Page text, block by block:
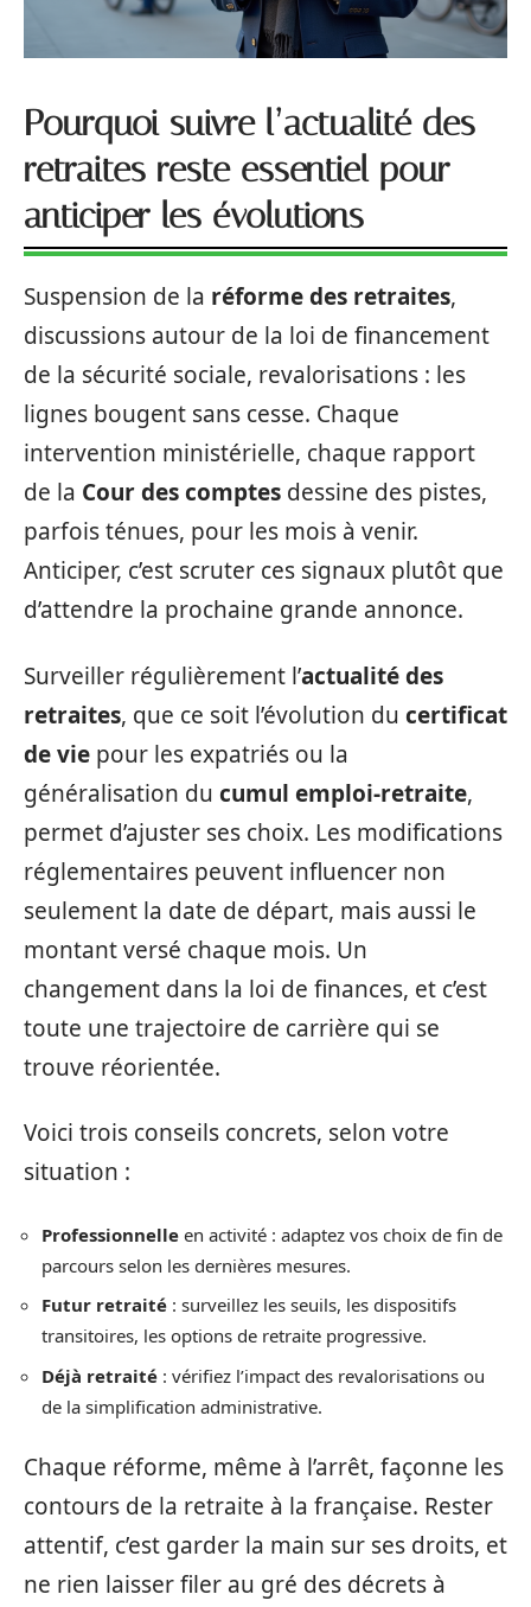
Pourquoi suivre l’actualité des
retraites reste essentiel pour
anticiper les évolutions
Suspension de la réforme des retraites,
discussions autour de la loi de financement
de la sécurité sociale, revalorisations : les
lignes bougent sans cesse. Chaque
intervention ministérielle, chaque rapport
de la Cour des comptes dessine des pistes,
parfois ténues, pour les mois à venir.
Anticiper, c’est scruter ces signaux plutôt que
d’attendre la prochaine grande annonce.
Surveiller régulièrement l’actualité des
retraites, que ce soit l’évolution du certificat
de vie pour les expatriés ou la
généralisation du cumul emploi-retraite,
permet d’ajuster ses choix. Les modifications
réglementaires peuvent influencer non
seulement la date de départ, mais aussi le
montant versé chaque mois. Un
changement dans la loi de finances, et c’est
toute une trajectoire de carrière qui se
trouve réorientée.
Voici trois conseils concrets, selon votre
situation :
Professionnelle en activité : adaptez vos choix de fin de
parcours selon les dernières mesures.
Futur retraité : surveillez les seuils, les dispositifs
transitoires, les options de retraite progressive.
Déjà retraité : vérifiez l’impact des revalorisations ou
de la simplification administrative.
Chaque réforme, même à l’arrêt, façonne les
contours de la retraite à la française. Rester
attentif, c’est garder la main sur ses droits, et
ne rien laisser filer au gré des décrets à